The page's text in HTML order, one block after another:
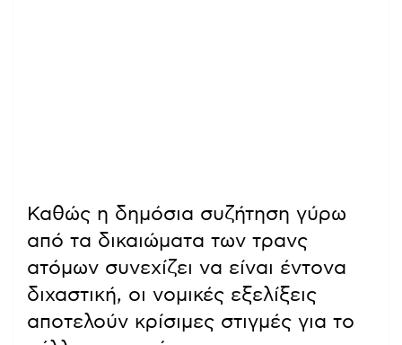
Καθώς η δημόσια συζήτηση γύρω
από τα δικαιώματα των τρανς
ατόμων συνεχίζει να είναι έντονα
διχαστική, οι νομικές εξελίξεις
αποτελούν κρίσιμες στιγμές για το